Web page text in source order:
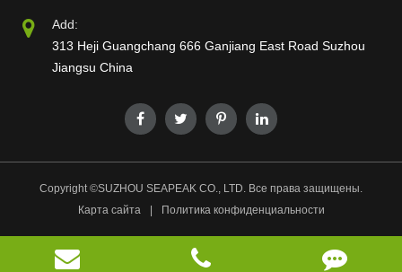
Add:
313 Heji Guangchang 666 Ganjiang East Road Suzhou
Jiangsu China
Copyright ©SUZHOU SEAPEAK CO., LTD. Все права защищены.
Карта сайта
Политика конфиденциальности